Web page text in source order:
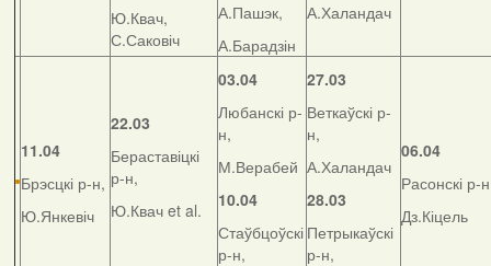
Ю.Квач,
С.Саковіч
А.Пашэк,
А.Барадзін
А.Халандач
11.04
Брэсцкі р-н,
Ю.Янкевіч
22.03
Бераставіцкі
р-н,
Ю.Квач et al.
03.04
Любанскі р-
н,
М.Верабей
10.04
Стаўбцоўскі
р-н,
27.03
Веткаўскі р-
н,
А.Халандач
28.03
Петрыкаўскі
р-н,
06.04
Расонскі р-
Дз.Кіцель